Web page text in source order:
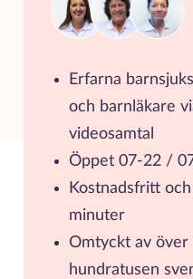
Erfarna
och barnläkare
videosamtal
Öppet 07-22 /
Kostnadsfritt
minuter
Omtyckt av över
hundratusen